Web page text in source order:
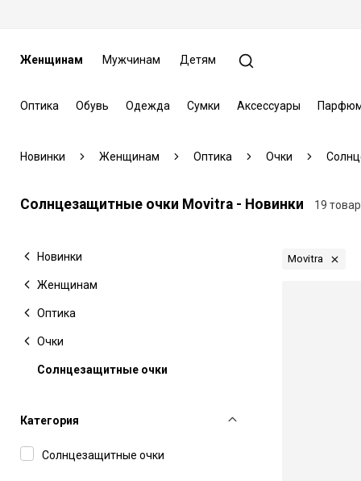
Женщинам Мужчинам Детям
Оптика Обувь Одежда Сумки Аксессуары
Новинки Женщинам Оптика Очки
Солнцезащитные очки Movitra - Новинки 19
Новинки
Женщинам
Оптика
Очки
Солнцезащитные очки
Категория
Солнцезащитные очки
Movitra